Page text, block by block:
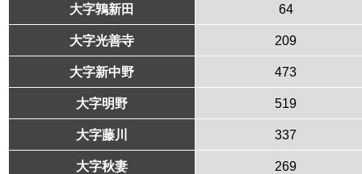
大字鶉新田 64
大字光善寺 209
大字新中野 473
大字明野 519
大字藤川 337
大字秋妻 269